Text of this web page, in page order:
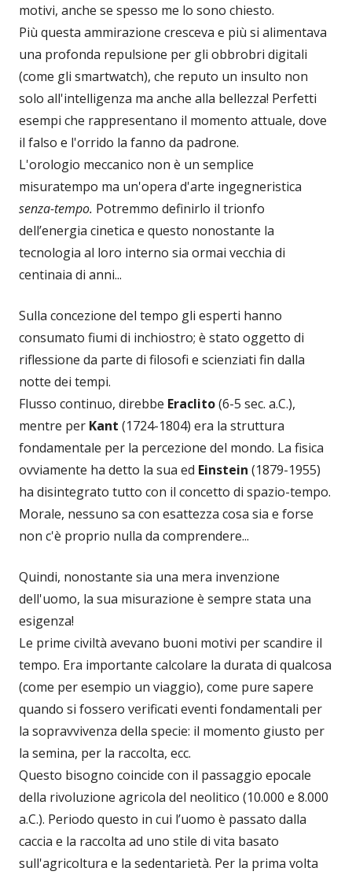
motivi, anche se spesso me lo sono chiesto.
Più questa ammirazione cresceva e più si alimentava
una profonda repulsione per gli obbrobri digitali
(come gli smartwatch), che reputo un insulto non
solo all'intelligenza ma anche alla bellezza! Perfetti
esempi che rappresentano il momento attuale, dove
il falso e l'orrido la fanno da padrone.
L'orologio meccanico non è un semplice
misuratempo ma un'opera d'arte ingegneristica
senza-tempo. Potremmo definirlo il trionfo
dell’energia cinetica e questo nonostante la
tecnologia al loro interno sia ormai vecchia di
centinaia di anni...
Sulla concezione del tempo gli esperti hanno
consumato fiumi di inchiostro; è stato oggetto di
riflessione da parte di filosofi e scienziati fin dalla
notte dei tempi.
Flusso continuo, direbbe Eraclito(6-5 sec. a.C.),
mentre per Kant (1724-1804) era la struttura
fondamentale per la percezione del mondo. La fisica
ovviamente ha detto la sua ed Einstein (1879-1955)
ha disintegrato tutto con il concetto di spazio-tempo.
Morale, nessuno sa con esattezza cosa sia e forse
non c'è proprio nulla da comprendere...
Quindi, nonostante sia una mera invenzione
dell'uomo, la sua misurazione è sempre stata una
esigenza!
Le prime civiltà avevano buoni motivi per scandire il
tempo. Era importante calcolare la durata di qualcosa
(come per esempio un viaggio), come pure sapere
quando si fossero verificati eventi fondamentali per
la sopravvivenza della specie: il momento giusto per
la semina, per la raccolta, ecc.
Questo bisogno coincide con il passaggio epocale
della rivoluzione agricola del neolitico (10.000 e 8.000
a.C.). Periodo questo in cui l’uomo è passato dalla
caccia e la raccolta ad uno stile di vita basato
sull'agricoltura e la sedentarietà. Per la prima volta